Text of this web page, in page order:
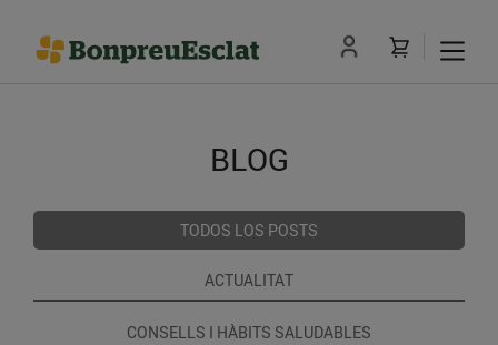
BLOG
TODOS LOS POSTS
ACTUALITAT
CONSELLS I HÀBITS SALUDABLES